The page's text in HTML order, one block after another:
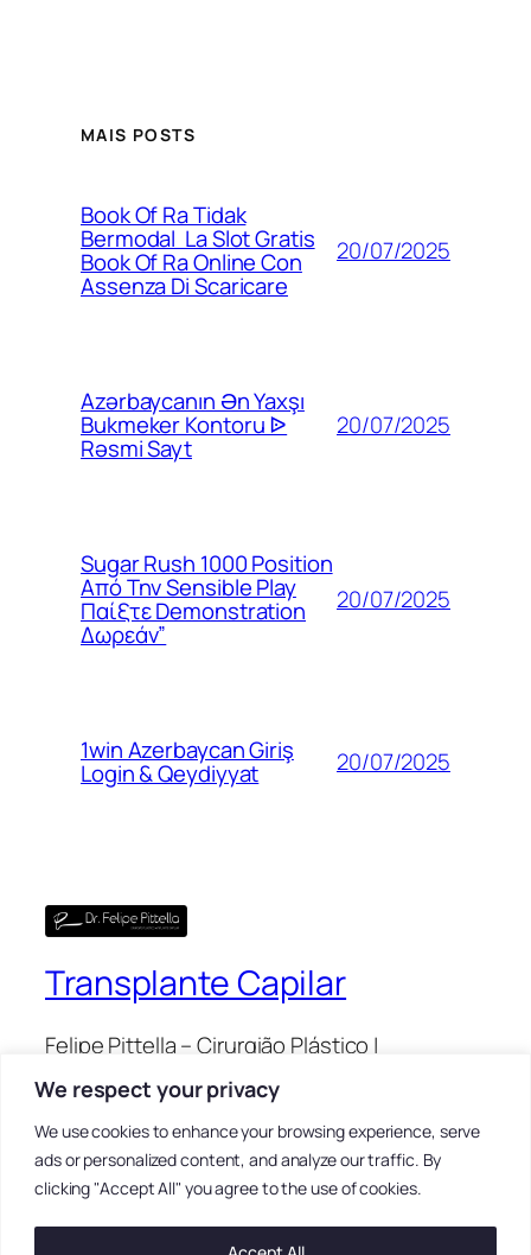
We respect your privacy
We use cookies to enhance your browsing experience, serve
ads or personalized content, and analyze our traffic. By
clicking "Accept All" you agree to the use of cookies.
MAIS POSTS
Book Of Ra Tidak
Bermodal ️ La Slot Gratis
Book Of Ra Online Con
Assenza Di Scaricare
20/07/2025
Azərbaycanın Ən Yaxşı
Bukmeker Kontoru ᐉ
Rəsmi Sayt
20/07/2025
Sugar Rush 1000 Position
Από Την Sensible Play
Παίξτε Demonstration
Δωρεάν”
20/07/2025
1win Azerbaycan Giriş
Login & Qeydiyyat 20/07/2025
Transplante Capilar
Felipe Pittella – Cirurgião Plástico |
Transplante Capilar
Blog
Sobre
Perguntas frequentes
Eventos
Loja
Padrões